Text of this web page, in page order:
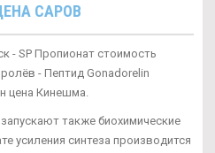
ЦЕНА САРОВ
- SP Пропионат стоимость
- Пептид Gonadorelin
цена Кинешма.
также биохимические
усиления синтеза производится